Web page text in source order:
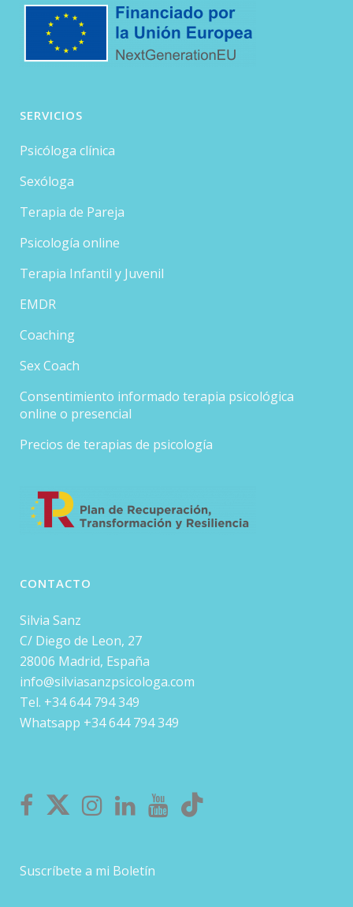
SERVICIOS
Psicóloga clínica
Sexóloga
Terapia de Pareja
Psicología online
Terapia Infantil y Juvenil
EMDR
Coaching
Sex Coach
Consentimiento informado terapia psicológica
online o presencial
Precios de terapias de psicología
CONTACTO
Silvia Sanz
C/ Diego de Leon, 27
28006 Madrid, España
info@silviasanzpsicologa.com
Tel. +34 644 794 349
Whatsapp +34 644 794 349
Suscríbete a mi Boletín